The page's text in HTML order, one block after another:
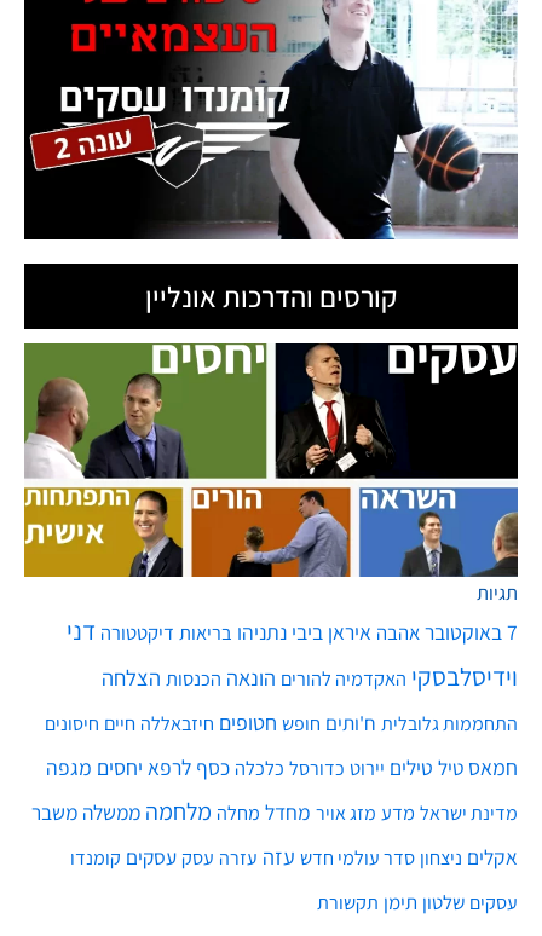
קורסים והדרכות אונליין
תגיות
7 באוקטובר אהבה איראן ביבי נתניהו בריאות דיקטטורה דני
וידיסלבסקי האקדמיה להורים הונאה הכנסות הצלחה
התחממות גלובלית ח'ותים חופש חטופים חיזבאללה חיים חיסונים
חמאס טיל טילים יירוט כדורסל כלכלה כסף לרפא יחסים מגפה
מדינת ישראל מדע מזג אויר מחדל מחלה מלחמה ממשלה משבר
אקלים ניצחון סדר עולמי חדש עזה עזרה עסק עסקים קומנדו
עסקים שלטון תימן תקשורת